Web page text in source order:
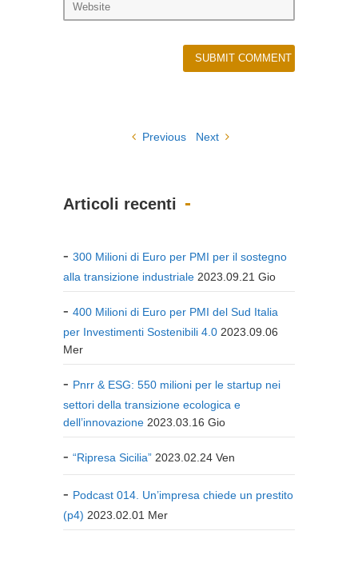
Previous Next
Articoli recenti
300 Milioni di Euro per PMI per il sostegno
alla transizione industriale 2023.09.21 Gio
400 Milioni di Euro per PMI del Sud Italia
per Investimenti Sostenibili 4.0 2023.09.06
Mer
Pnrr & ESG: 550 milioni per le startup nei
settori della transizione ecologica e
dell’innovazione 2023.03.16 Gio
“Ripresa Sicilia” 2023.02.24 Ven
Podcast 014. Un’impresa chiede un prestito
(p4) 2023.02.01 Mer